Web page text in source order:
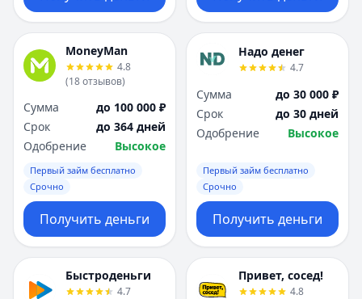
MoneyMan
4.8
(18отзывов)
Сумма
до 100 000 ₽
Срок
до 364 дней
Одобрение
Высокое
Первый займ бесплатно
Срочно
Получить деньги
Надо денег
4.7
Сумма
до 30 000 ₽
Срок
до 30 дней
Одобрение
Высокое
Первый займ бесплатно
Срочно
Получить деньги
Быстроденьги
4.7
Привет, сосед!
4.8